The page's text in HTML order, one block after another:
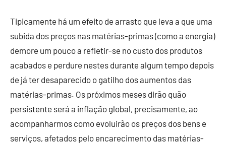
Tipicamente há um efeito de arrasto que leva a que uma
subida dos preços nas matérias-primas (como a energia)
demore um pouco a refletir-se no custo dos produtos
acabados e perdure nestes durante algum tempo depois
de já ter desaparecido o gatilho dos aumentos das
matérias-primas. Os próximos meses dirão quão
persistente será a inflação global, precisamente, ao
acompanharmos como evoluirão os preços dos bens e
serviços, afetados pelo encarecimento das matérias-